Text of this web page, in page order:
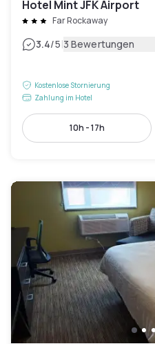
Hotel Mint JFK Airport
Far Rockaway
3.4/5|3 Bewertungen
Kostenlose Stornierung
Zahlung im Hotel
10h - 17h